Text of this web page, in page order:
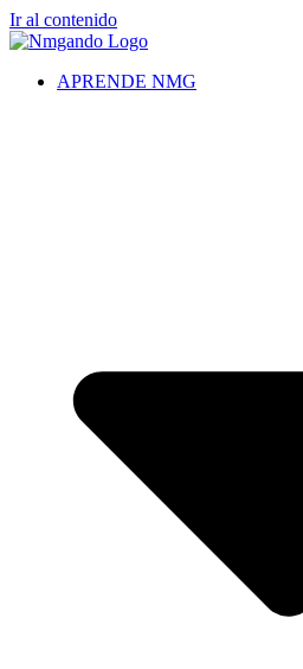
Ir al contenido
APRENDE NMG